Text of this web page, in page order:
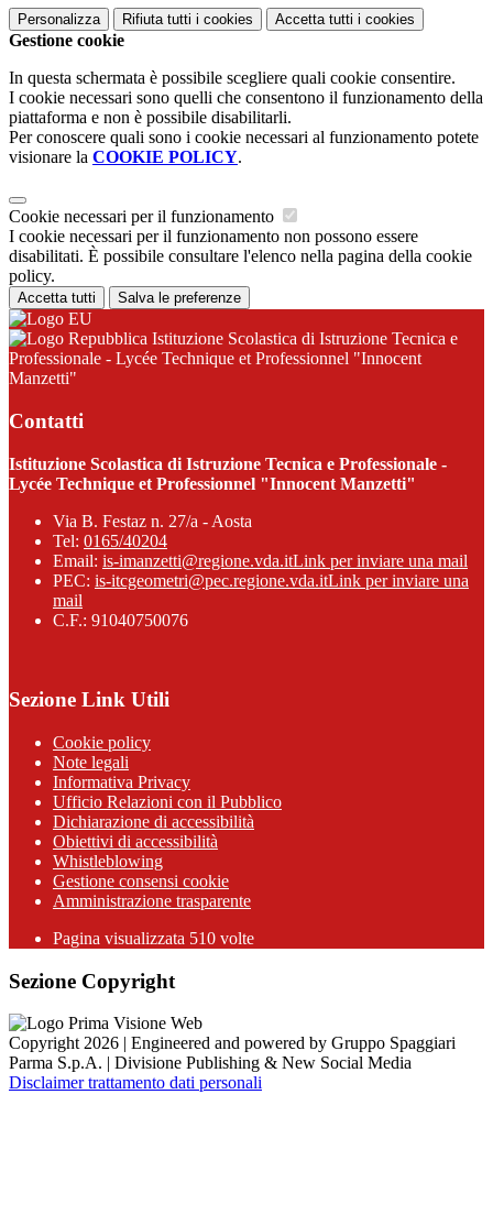
Personalizza Rifiuta tutti i cookies Accetta tutti i cookies
Gestione cookie
In questa schermata è possibile scegliere quali cookie consentire.
I cookie necessari sono quelli che consentono il funzionamento della
piattaforma e non è possibile disabilitarli.
Per conoscere quali sono i cookie necessari al funzionamento potete
visionare la COOKIE POLICY.
Cookie necessari per il funzionamento
I cookie necessari per il funzionamento non possono essere
disabilitati. È possibile consultare l'elenco nella pagina della cookie
policy.
Accetta tutti Salva le preferenze
Istituzione Scolastica di Istruzione Tecnica e
Professionale - Lycée Technique et Professionnel "Innocent
Manzetti"
Contatti
Istituzione Scolastica di Istruzione Tecnica e Professionale -
Lycée Technique et Professionnel "Innocent Manzetti"
Via B. Festaz n. 27/a - Aosta
Tel: 0165/40204
Email: is-imanzetti@regione.vda.itLink per inviare una mail
PEC: is-itcgeometri@pec.regione.vda.itLink per inviare una
mail
C.F.: 91040750076
Sezione Link Utili
Cookie policy
Note legali
Informativa Privacy
Ufficio Relazioni con il Pubblico
Dichiarazione di accessibilità
Obiettivi di accessibilità
Whistleblowing
Gestione consensi cookie
Amministrazione trasparente
Pagina visualizzata 510 volte
Sezione Copyright
Copyright 2026 | Engineered and powered by Gruppo Spaggiari
Parma S.p.A. | Divisione Publishing & New Social Media
Disclaimer trattamento dati personali